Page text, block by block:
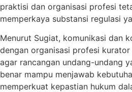
praktisi dan organisasi profesi
memperkaya substansi regulasi
Menurut Sugiat, komunikasi dan
dengan organisasi profesi
agar rancangan undang-undang
benar mampu menjawab
memperkuat kepastian hukum